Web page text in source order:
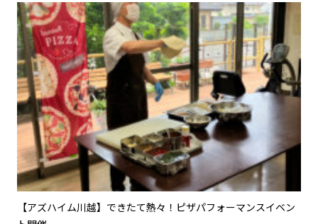
【アズハイム川越】できたて熱々！ピザパフォーマンスイベン